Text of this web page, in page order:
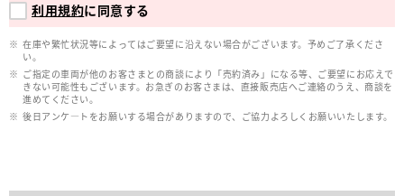
利用規約に同意する
在庫や繁忙状況等によってはご要望に沿えない場合がございます。予めご了承くださ
い。
ご指定の車両が他のお客さまとの商談により「売約済み」になる等、ご要望にお応えで
きない可能性もございます。お急ぎのお客さまは、直接販売店へご連絡のうえ、商談を
進めてください。
後日アンケ―トをお願いする場合がありますので、ご協力よろしくお願いいたします。